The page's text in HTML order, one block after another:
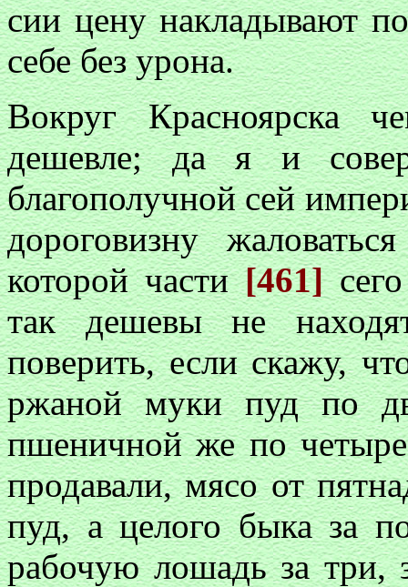
сии цену накладывают
себе без урона.
Вокруг Красноярска
дешевле; да я и
благополучной сей
дороговизну
которой части[461]сего
так дешевы не
поверить, если скажу,
ржаной муки пуд по
пшеничной же по
продавали, мясо от
пуд, а целого быка за
рабочую лошадь за три,